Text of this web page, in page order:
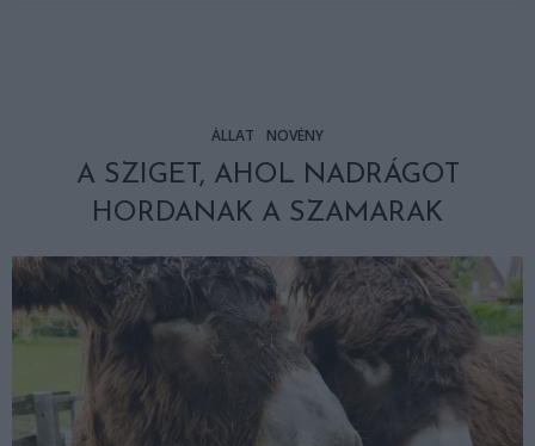
ÁLLAT NÖVÉNY
A SZIGET, AHOL NADRÁGOT
HORDANAK A SZAMARAK